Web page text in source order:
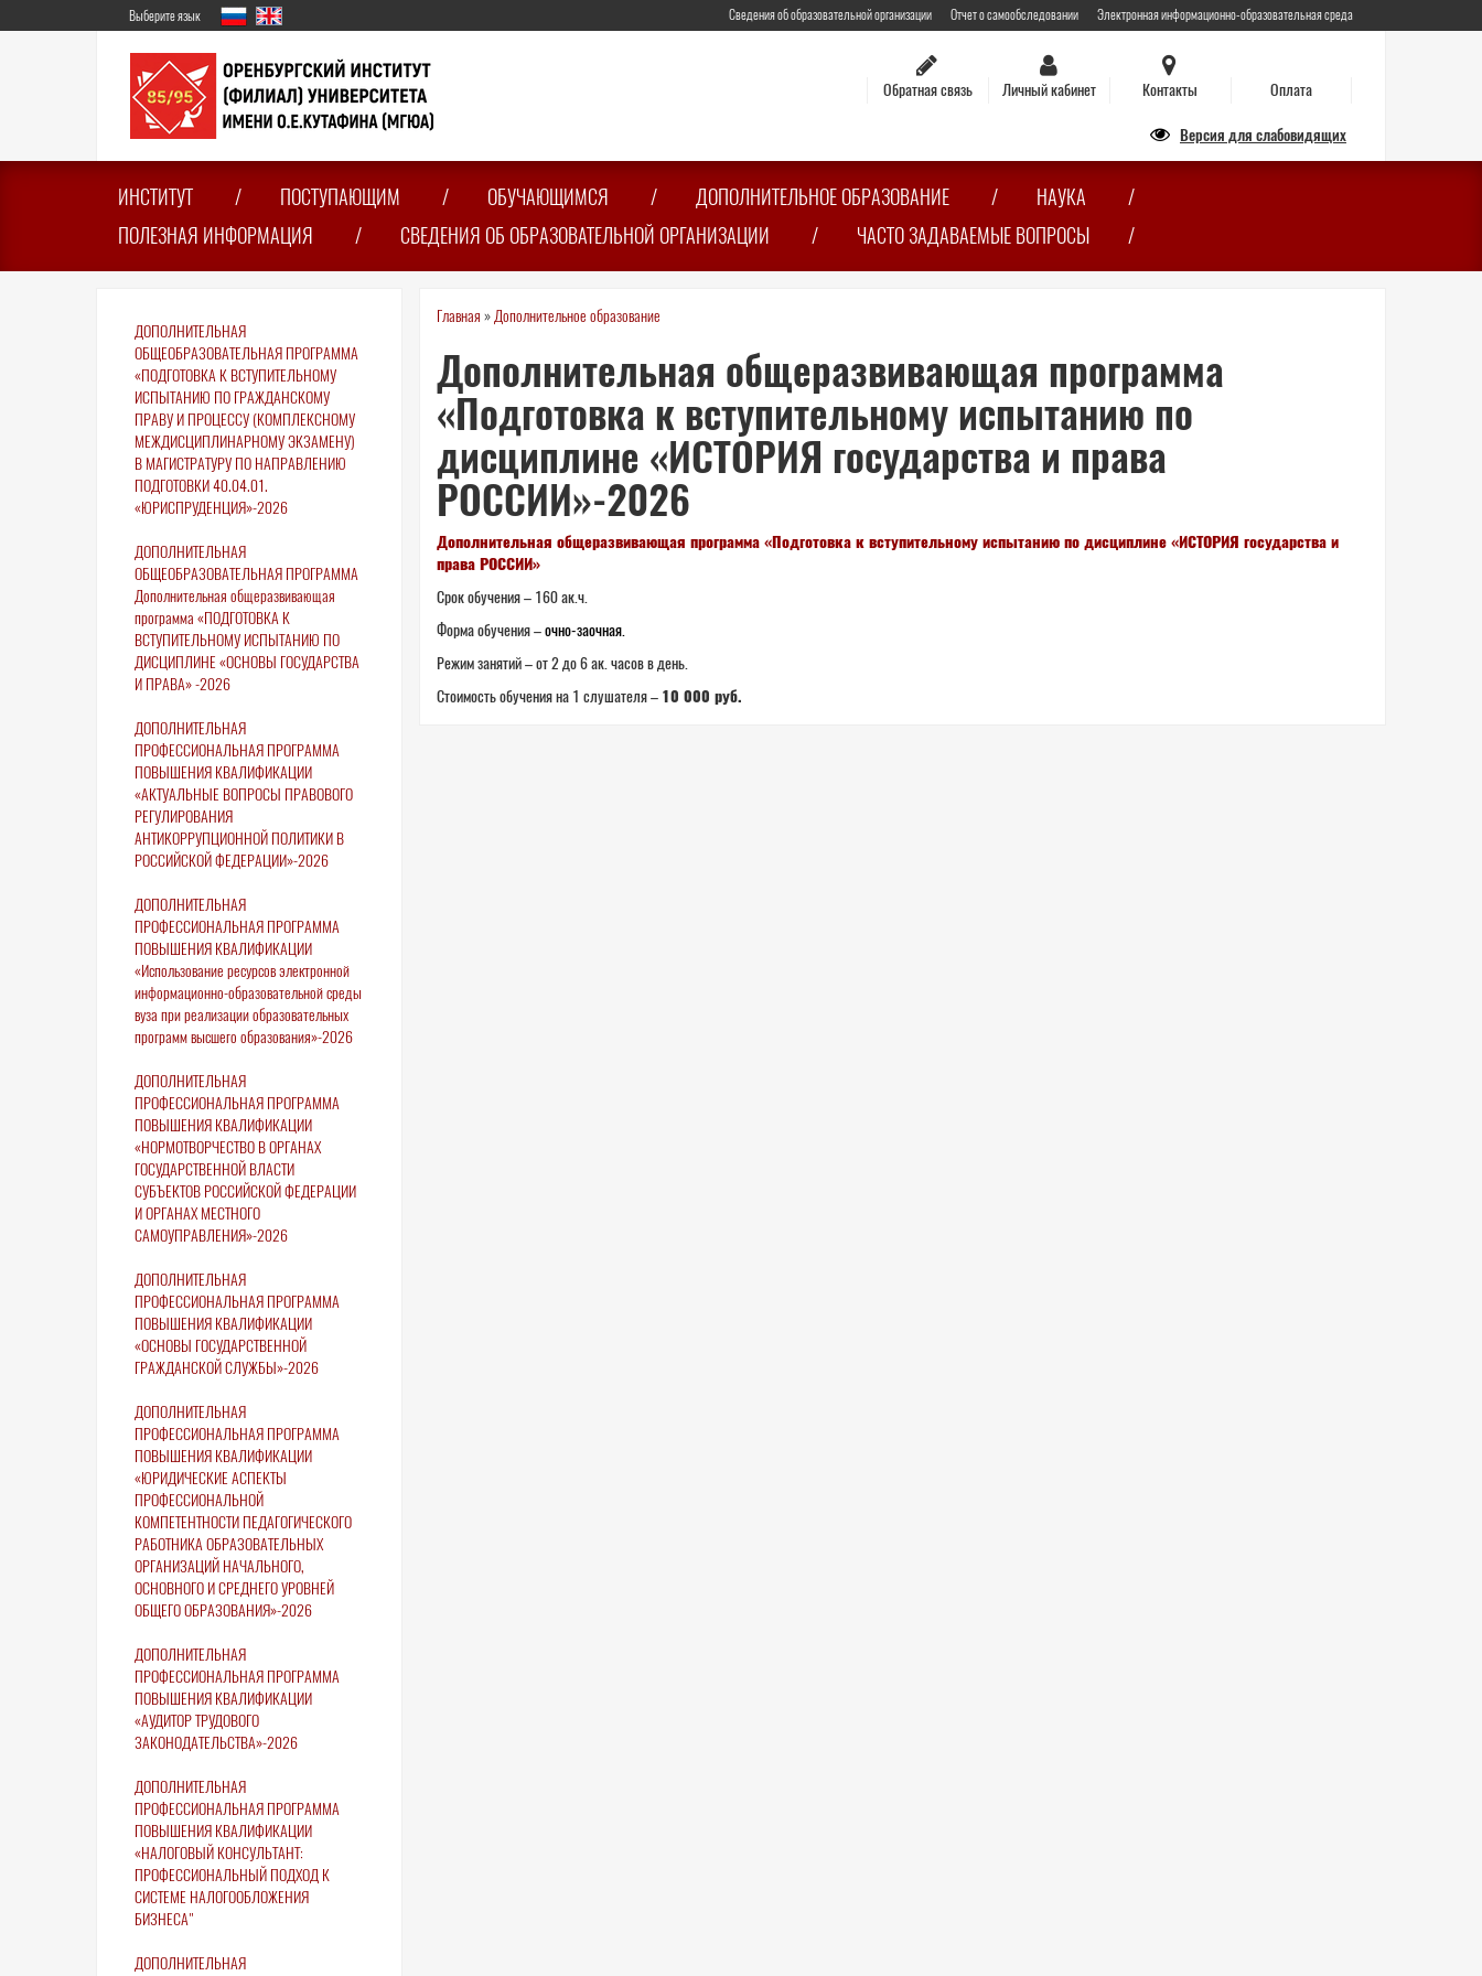
к
Выберите язык Сведения об образовательной организации Отчет о самообследовании Электронная информационно-образовательная среда
Обратная связь Личный кабинет Контакты Оплата
Версия для слабовидящих
ИНСТИТУТ ПОСТУПАЮЩИМ ОБУЧАЮЩИМСЯ ДОПОЛНИТЕЛЬНОЕ ОБРАЗОВАНИЕ
НАУКА
ПОЛЕЗНАЯ ИНФОРМАЦИЯ
СВЕДЕНИЯ ОБ ОБРАЗОВАТЕЛЬНОЙ ОРГАНИЗАЦИИ ЧАСТО ЗАДАВАЕМЫЕ ВОПРОСЫ
ДОПОЛНИТЕЛЬНАЯ
ОБЩЕОБРАЗОВАТЕЛЬНАЯ ПРОГРАММА
«ПОДГОТОВКА К ВСТУПИТЕЛЬНОМУ
ИСПЫТАНИЮ ПО ГРАЖДАНСКОМУ
ПРАВУ И ПРОЦЕССУ (КОМПЛЕКСНОМУ
МЕЖДИСЦИПЛИНАРНОМУ ЭКЗАМЕНУ)
В МАГИСТРАТУРУ ПО НАПРАВЛЕНИЮ
ПОДГОТОВКИ 40.04.01.
«ЮРИСПРУДЕНЦИЯ»-2026
ДОПОЛНИТЕЛЬНАЯ
ОБЩЕОБРАЗОВАТЕЛЬНАЯ ПРОГРАММА
Дополнительная общеразвивающая
программа «ПОДГОТОВКА К
ВСТУПИТЕЛЬНОМУ ИСПЫТАНИЮ ПО
ДИСЦИПЛИНЕ «ОСНОВЫ ГОСУДАРСТВА
И ПРАВА» -2026
ДОПОЛНИТЕЛЬНАЯ
ПРОФЕССИОНАЛЬНАЯ ПРОГРАММА
ПОВЫШЕНИЯ КВАЛИФИКАЦИИ
«АКТУАЛЬНЫЕ ВОПРОСЫ ПРАВОВОГО
РЕГУЛИРОВАНИЯ
АНТИКОРРУПЦИОННОЙ ПОЛИТИКИ В
РОССИЙСКОЙ ФЕДЕРАЦИИ»-2026
ДОПОЛНИТЕЛЬНАЯ
ПРОФЕССИОНАЛЬНАЯ ПРОГРАММА
ПОВЫШЕНИЯ КВАЛИФИКАЦИИ
«Использование ресурсов электронной
информационно-образовательной среды
вуза при реализации образовательных
программ высшего образования»-2026
ДОПОЛНИТЕЛЬНАЯ
ПРОФЕССИОНАЛЬНАЯ ПРОГРАММА
ПОВЫШЕНИЯ КВАЛИФИКАЦИИ
«НОРМОТВОРЧЕСТВО В ОРГАНАХ
ГОСУДАРСТВЕННОЙ ВЛАСТИ
СУБЪЕКТОВ РОССИЙСКОЙ ФЕДЕРАЦИИ
И ОРГАНАХ МЕСТНОГО
САМОУПРАВЛЕНИЯ»-2026
ДОПОЛНИТЕЛЬНАЯ
ПРОФЕССИОНАЛЬНАЯ ПРОГРАММА
ПОВЫШЕНИЯ КВАЛИФИКАЦИИ
«ОСНОВЫ ГОСУДАРСТВЕННОЙ
ГРАЖДАНСКОЙ СЛУЖБЫ»-2026
ДОПОЛНИТЕЛЬНАЯ
ПРОФЕССИОНАЛЬНАЯ ПРОГРАММА
ПОВЫШЕНИЯ КВАЛИФИКАЦИИ
«ЮРИДИЧЕСКИЕ АСПЕКТЫ
ПРОФЕССИОНАЛЬНОЙ
КОМПЕТЕНТНОСТИ ПЕДАГОГИЧЕСКОГО
РАБОТНИКА ОБРАЗОВАТЕЛЬНЫХ
ОРГАНИЗАЦИЙ НАЧАЛЬНОГО,
ОСНОВНОГО И СРЕДНЕГО УРОВНЕЙ
ОБЩЕГО ОБРАЗОВАНИЯ»-2026
ДОПОЛНИТЕЛЬНАЯ
ПРОФЕССИОНАЛЬНАЯ ПРОГРАММА
ПОВЫШЕНИЯ КВАЛИФИКАЦИИ
«АУДИТОР ТРУДОВОГО
ЗАКОНОДАТЕЛЬСТВА»-2026
ДОПОЛНИТЕЛЬНАЯ
ПРОФЕССИОНАЛЬНАЯ ПРОГРАММА
ПОВЫШЕНИЯ КВАЛИФИКАЦИИ
«НАЛОГОВЫЙ КОНСУЛЬТАНТ:
ПРОФЕССИОНАЛЬНЫЙ ПОДХОД К
СИСТЕМЕ НАЛОГООБЛОЖЕНИЯ
БИЗНЕСА"
ДОПОЛНИТЕЛЬНАЯ
Вы
здесь
Главная »Дополнительное образование
Дополнительная общеразвивающая программа
«Подготовка к вступительному испытанию по
дисциплине «ИСТОРИЯ государства и права
РОССИИ»-2026
Дополнительная общеразвивающая программа «Подготовка к вступительному испытанию по дисциплине «ИСТОРИЯ государства и
права РОССИИ»
Срок обучения – 160 ак.ч.
Форма обучения –очно-заочная.
Режим занятий – от 2 до 6 ак. часов в день.
Стоимость обучения на 1 слушателя – 10 000 руб.